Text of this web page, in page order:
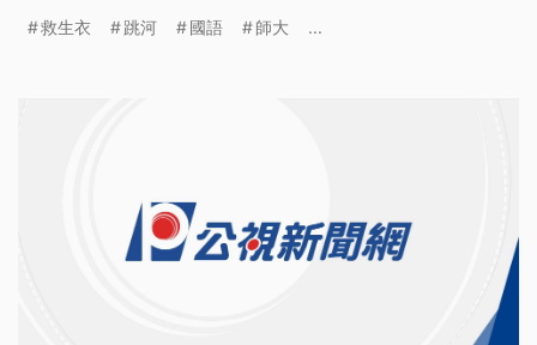
議。. 划龍舟怎麼會划到全身都溼而且火氣這麼大?原
救生衣 跳河 國語 師大 ...